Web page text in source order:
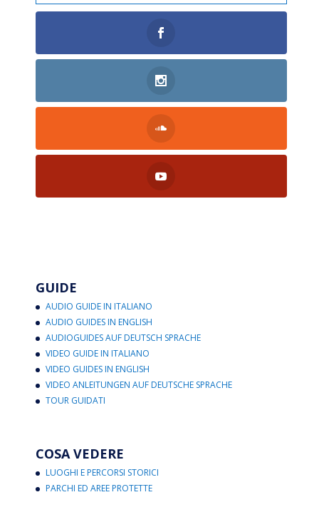
GUIDE
AUDIO GUIDE IN ITALIANO
AUDIO GUIDES IN ENGLISH
AUDIOGUIDES AUF DEUTSCH SPRACHE
VIDEO GUIDE IN ITALIANO
VIDEO GUIDES IN ENGLISH
VIDEO ANLEITUNGEN AUF DEUTSCHE SPRACHE
TOUR GUIDATI
COSA VEDERE
LUOGHI E PERCORSI STORICI
PARCHI ED AREE PROTETTE